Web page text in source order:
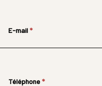
E-mail *
Téléphone *